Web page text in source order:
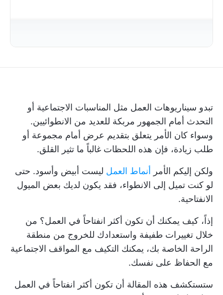
تبدو سيناريوهات العمل مثل المناسبات الاجتماعية أو
التحدث أمام الجمهور مربكة للعديد من الانطوائيين.
وسواء كان الأمر يتعلق بتقديم عرض أمام مجموعة أو
طلب زيادة، فإن هذه اللحظات غالباً ما تثير القلق.
ولكن إليكم الأمر أنماط العمل ليست أبيض وأسود. حتى
لو كنت تميل إلى الانطواء، فقد يكون لديك بعض الميول
الانفتاحية.
إذاً، كيف يمكنك أن تكون أكثر انفتاحاً في العمل؟ من
خلال تغييرات طفيفة واستعدادك للخروج من منطقة
الراحة الخاصة بك، يمكنك التكيف مع المواقف الاجتماعية
مع الحفاظ على نفسك.
ستستكشف هذه المقالة أن تكون أكثر انفتاحاً في العمل